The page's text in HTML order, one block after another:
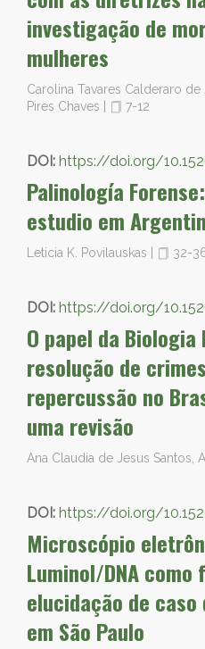
investigação de
mulheres
Carolina Tavares Calderaro
Pires Chaves
7-12
DOI: https://doi.org/
Palinología
estudio em
Leticia K. Povilauskas 32-
DOI: https://doi.org/
O papel da Biologia
resolução de
repercussão no
uma revisão
Ana Claudia de Jesus Santos,
DOI: https://doi.org/
Microscópio
Luminol/DNA
elucidação de
em São Paulo